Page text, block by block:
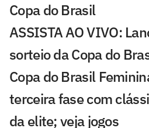
Copa do Brasil
ASSISTA AO VIVO:
sorteio da Copa do
Copa do Brasil
terceira fase com
da elite; veja jogos